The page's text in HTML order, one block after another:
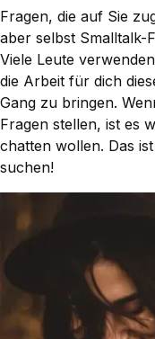
Fragen, die auf Sie
aber selbst Smalltalk-
Viele Leute
die Arbeit für dich
Gang zu bringen.
Fragen stellen, ist es
chatten wollen. Das
suchen!